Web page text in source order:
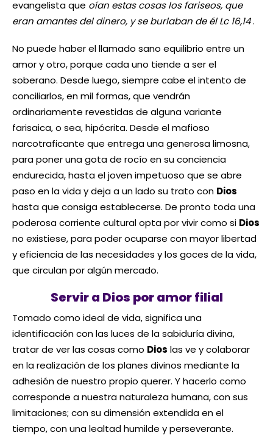
evangelista que oían estas cosas los fariseos, que
eran amantes del dinero, y se burlaban de él Lc 16,14.
No puede haber el llamado sano equilibrio entre un
amor y otro, porque cada uno tiende a ser el
soberano. Desde luego, siempre cabe el intento de
conciliarlos, en mil formas, que vendrán
ordinariamente revestidas de alguna variante
farisaica, o sea, hipócrita. Desde el mafioso
narcotraficante que entrega una generosa limosna,
para poner una gota de rocío en su conciencia
endurecida, hasta el joven impetuoso que se abre
paso en la vida y deja a un lado su trato con Dios
hasta que consiga establecerse. De pronto toda una
poderosa corriente cultural opta por vivir como si Dios
no existiese, para poder ocuparse con mayor libertad
y eficiencia de las necesidades y los goces de la vida,
que circulan por algún mercado.
Servir a Dios por amor filial
Tomado como ideal de vida, significa una
identificación con las luces de la sabiduría divina,
tratar de ver las cosas como Dios las ve y colaborar
en la realización de los planes divinos mediante la
adhesión de nuestro propio querer. Y hacerlo como
corresponde a nuestra naturaleza humana, con sus
limitaciones; con su dimensión extendida en el
tiempo, con una lealtad humilde y perseverante.